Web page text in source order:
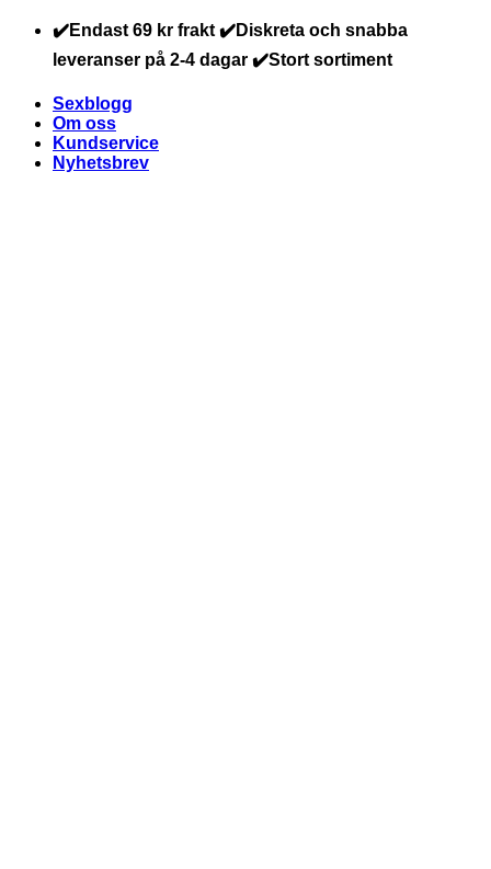
Skip
content
✔️Endast 69 kr frakt ✔️Diskreta och snabba
leveranser på 2-4 dagar ✔️Stort sortiment
Sexblogg
Om oss
Kundservice
Nyhetsbrev